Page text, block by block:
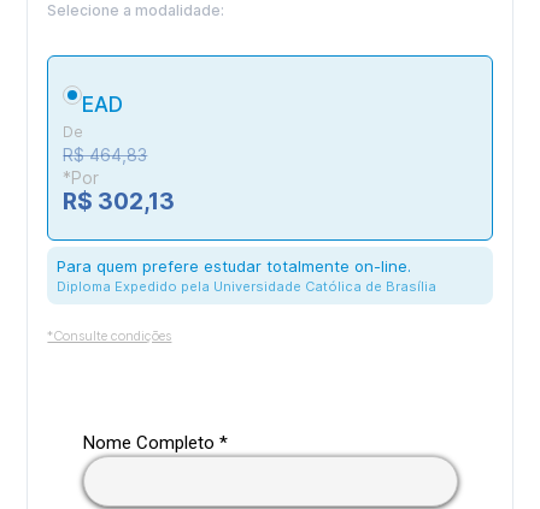
Selecione a modalidade:
EAD
De
R$ 464,83
*Por
R$ 302,13
Para quem prefere estudar totalmente on-line.
Diploma Expedido pela Universidade Católica de Brasília
*Consulte condições